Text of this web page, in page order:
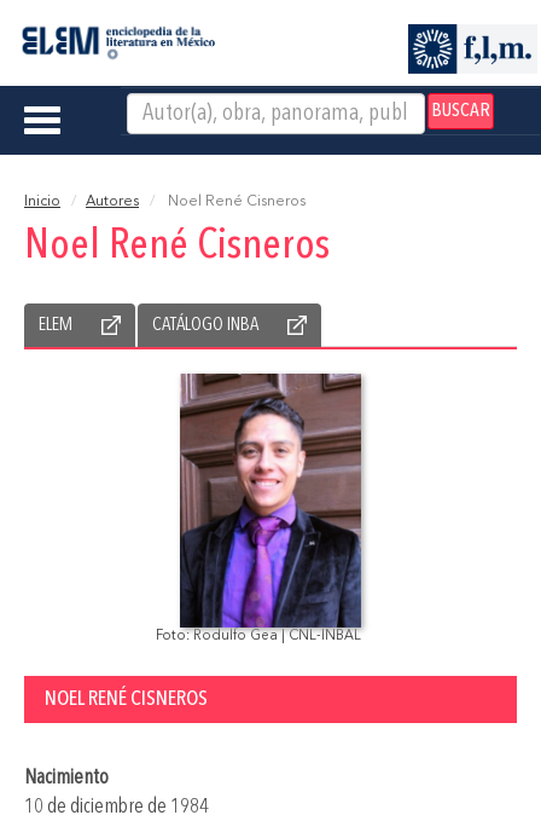
BUSCAR
Toggle
Inicio Autores Noel René Cisneros
Noel René Cisneros
ELEM CATÁLOGO INBA
Foto: Rodulfo Gea | CNL-INBAL
NOEL RENÉ CISNEROS
Nacimiento
10 de diciembre de 1984